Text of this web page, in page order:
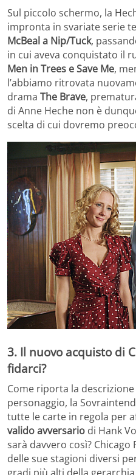
Sul piccolo schermo, la
impronta in svariate serie
McBeal a Nip/Tuck,
in cui aveva conquistato il
Men in Trees e Save Me,
l’abbiamo ritrovata
drama The Brave,
di Anne Heche non è
scelta di cui dovremo
3. Il nuovo acquisto di
fidarci?
Come riporta la
personaggio, la
tutte le carte in regola per
valido avversario di Hank
sarà davvero così?
delle sue stagioni diversi